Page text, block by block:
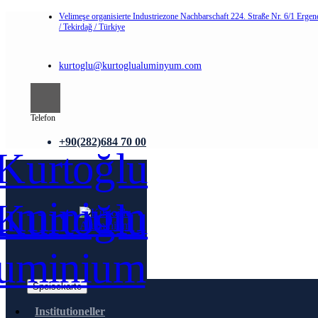
Velimeşe organisierte Industriezone Nachbarschaft 224. Straße Nr. 6/1
/ Tekirdağ / Türkiye
kurtoglu@kurtoglualuminyum.com
Telefon
+90(282)684 70 00
Speisekarte
Institutioneller